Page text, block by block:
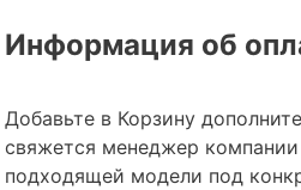
Информация об
Добавьте в Корзину
свяжется менеджер
подходящей модели под